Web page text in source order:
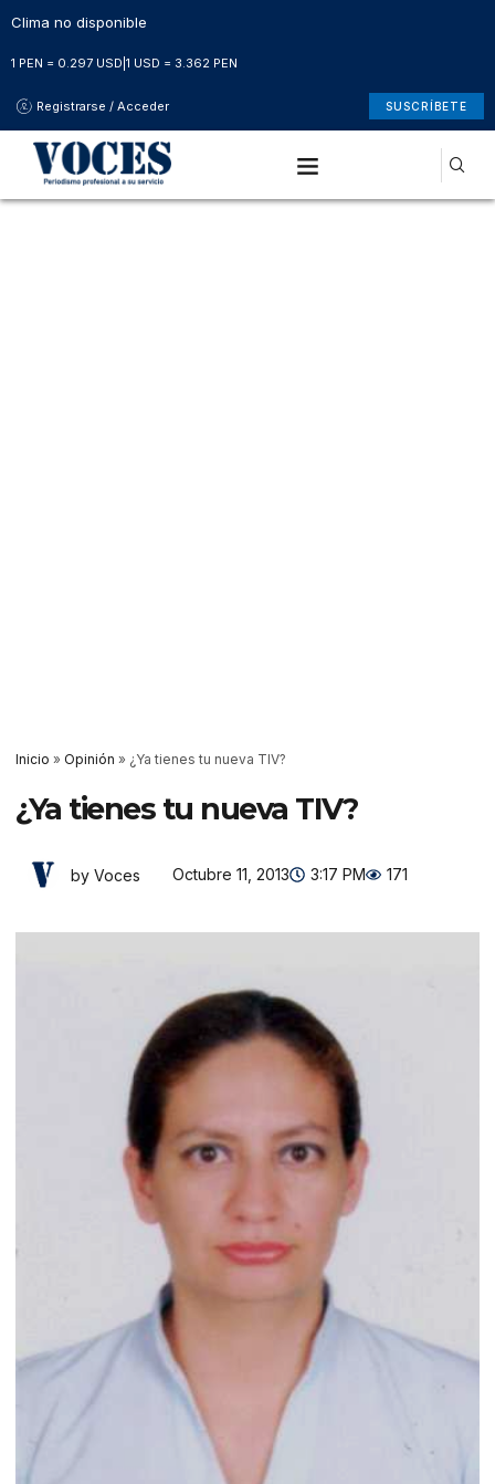
Clima no disponible
1 PEN = 0.297 USD 1 USD = 3.362 PEN
Registrarse / Acceder SUSCRÍBETE
Inicio » Opinión » ¿Ya tienes tu nueva TIV?
¿Ya tienes tu nueva TIV?
by Voces Octubre 11, 2013 3:17 PM 171